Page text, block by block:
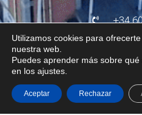
+34
de L-V
Utilizamos cookies para
nuestra web.
Puedes aprender más sobre
en los ajustes.
Aceptar Rechazar